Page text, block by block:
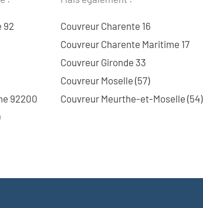
92
92200
Couvreur Charente 16
Couvreur Charente Maritime 17
Couvreur Gironde 33
Couvreur Moselle (57)
Couvreur Meurthe-et-Moselle (54)